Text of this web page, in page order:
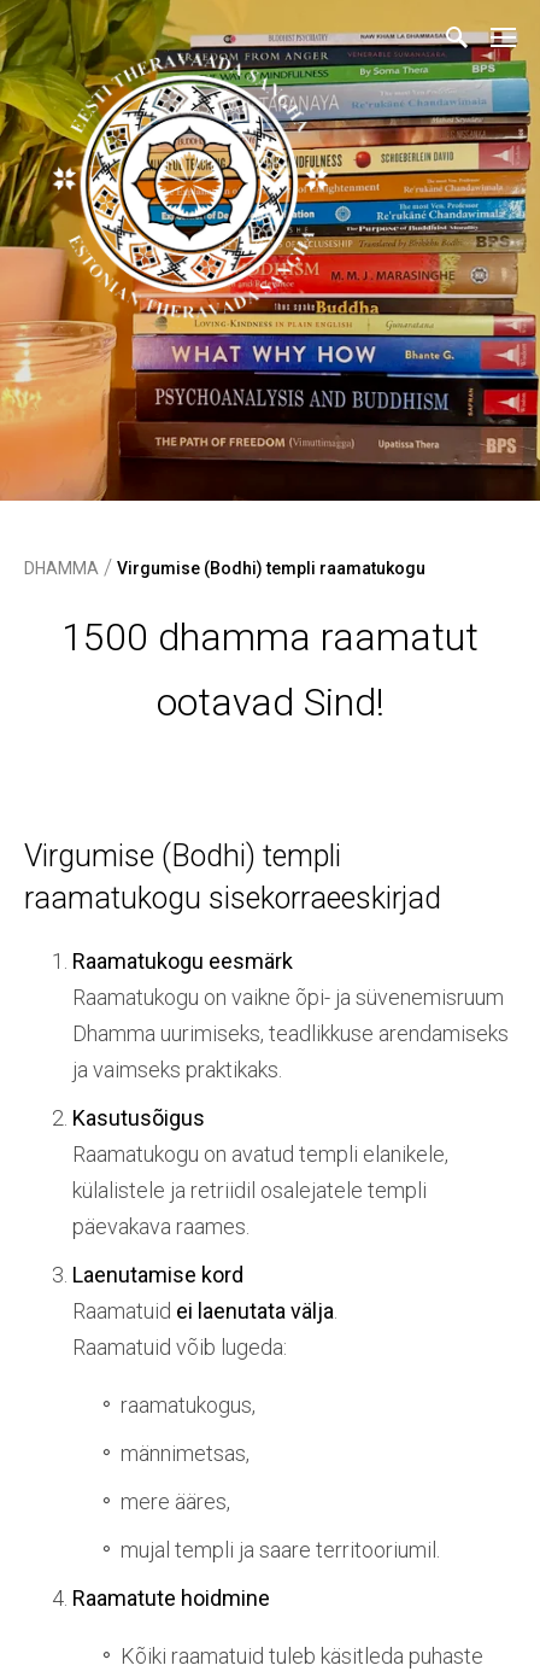
DHAMMA / Virgumise (Bodhi) templi raamatukogu
1500 dhamma raamatut
ootavad Sind!
Virgumise (Bodhi) templi
raamatukogu sisekorraeeskirjad
Raamatukogu eesmärk
Raamatukogu on vaikne õpi- ja süvenemisruum
Dhamma uurimiseks, teadlikkuse arendamiseks
ja vaimseks praktikaks.
Kasutusõigus
Raamatukogu on avatud templi elanikele,
külalistele ja retriidil osalejatele templi
päevakava raames.
Laenutamise kord
Raamatuid ei laenutata välja.
Raamatuid võib lugeda:
raamatukogus,
männimetsas,
mere ääres,
mujal templi ja saare territooriumil.
Raamatute hoidmine
Kõiki raamatuid tuleb käsitleda puhaste